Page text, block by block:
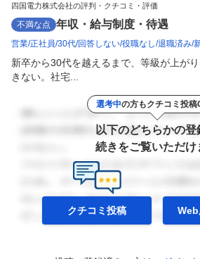
四国電力株式会社の評判・クチコミ・評価
不満な点 年収・給与制度・待遇
営業 正社員 30代 回答しない 役職なし 退職済み
新卒から30代を越えるまで、等級が上が
きない。社宅...
選考中の方もクチコミ投稿
以下のどちらかの登
続きをご覧いただけ
クチコミ投稿